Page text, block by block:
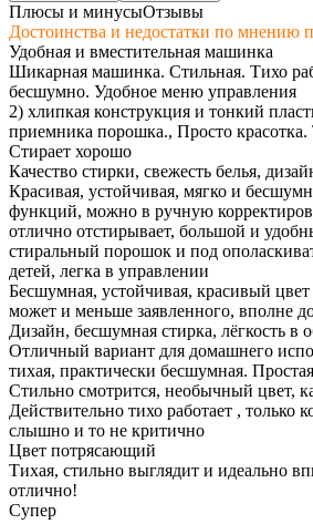
Плюсы и минусыОтзывы
Достоинства и недостатки по мнению
Удобная и вместительная машинка
Шикарная машинка. Стильная. Тихо
бесшумно. Удобное меню управления
2) хлипкая конструкция и тонкий
приемника порошка., Просто красотка.
Стирает хорошо
Качество стирки, свежесть белья,
Красивая, устойчивая, мягко и
функций, можно в ручную
отлично отстирывает, большой и
стиральный порошок и под
детей, легка в управлении
Бесшумная, устойчивая, красивый
может и меньше заявленного, вполне
Дизайн, бесшумная стирка, лёгкость в
Отличный вариант для домашнего
тихая, практически бесшумная.
Стильно смотрится, необычный цвет,
Действительно тихо работает , только
слышно и то не критично
Цвет потрясающий
Тихая, стильно выглядит и идеально
отлично!
Супер